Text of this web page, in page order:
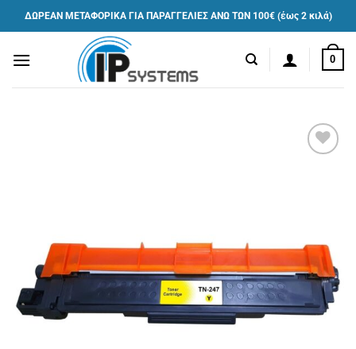
Μετάβαση
στο
ΔΩΡΕΑΝ ΜΕΤΑΦΟΡΙΚΑ ΓΙΑ ΠΑΡΑΓΓΕΛΙΕΣ ΑΝΩ ΤΩΝ 100€ (έως 2 κιλά)
0